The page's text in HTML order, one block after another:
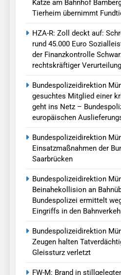
Katze am Bahnhof
Tierheim übernimmt
HZA-R: Zoll deckt auf:
rund 45.000 Euro
der Finanzkontrolle
rechtskräftiger
Bundespolizeidirektion
gesuchtes Mitglied einer
geht ins Netz –
europäischen
Bundespolizeidirektion
Einsatzmaßnahmen der
Saarbrücken
Bundespolizeidirektion
Beinahekollision an
Bundespolizei ermittelt
Eingriffs in den
Bundespolizeidirektion
Zeugen halten
Gleissturz verletzt
FW-M: Brand in